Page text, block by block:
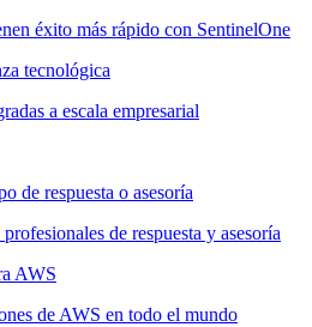
éxito más rápido con SentinelOne
tecnológica
a escala empresarial
de respuesta o asesoría
de respuesta y asesoría
AWS
de AWS en todo el mundo